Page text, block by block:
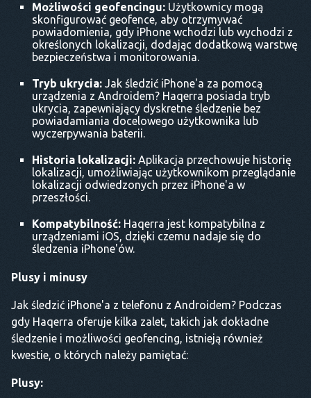
Możliwości geofencingu: Użytkownicy mogą
skonfigurować geofence, aby otrzymywać
powiadomienia, gdy iPhone wchodzi lub wychodzi z
określonych lokalizacji, dodając dodatkową warstwę
bezpieczeństwa i monitorowania.
Tryb ukrycia: Jak śledzić iPhone'a za pomocą
urządzenia z Androidem? Haqerra posiada tryb
ukrycia, zapewniający dyskretne śledzenie bez
powiadamiania docelowego użytkownika lub
wyczerpywania baterii.
Historia lokalizacji: Aplikacja przechowuje historię
lokalizacji, umożliwiając użytkownikom przeglądanie
lokalizacji odwiedzonych przez iPhone'a w
przeszłości.
Kompatybilność: Haqerra jest kompatybilna z
urządzeniami iOS, dzięki czemu nadaje się do
śledzenia iPhone'ów.
Plusy i minusy
Jak śledzić iPhone'a z telefonu z Androidem? Podczas
gdy Haqerra oferuje kilka zalet, takich jak dokładne
śledzenie i możliwości geofencing, istnieją również
kwestie, o których należy pamiętać:
Plusy: